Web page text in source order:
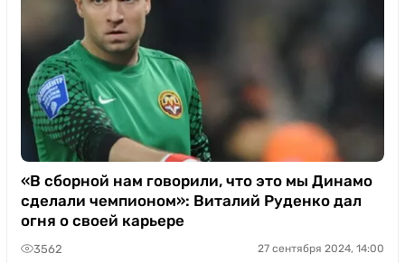
«В сборной нам говорили, что это мы Динамо
сделали чемпионом»: Виталий Руденко дал
огня о своей карьере
3562 27 сентября 2024, 14:00